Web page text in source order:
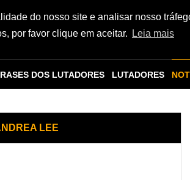
do nosso site e analisar nosso
por favor clique em aceitar.
Leia mais
DOS LUTADORES LUTADORES
LEE